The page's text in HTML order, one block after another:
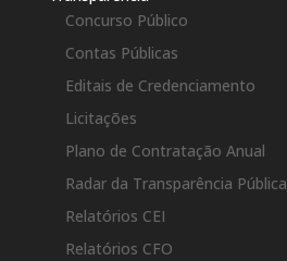
Concurso Público
Contas Públicas
Editais de Credenciamento
Licitações
Plano de Contratação Anual
Radar da Transparência Pública
Relatórios CEI
Relatórios CFO